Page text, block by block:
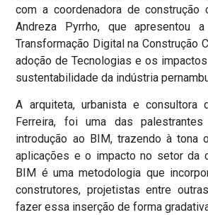
com a coordenadora de construção
Andreza Pyrrho, que apresentou
Transformação Digital na Construção
adoção de Tecnologias e os
sustentabilidade da indústria
A arquiteta, urbanista e consultora
Ferreira, foi uma das
introdução ao BIM, trazendo à tona
aplicações e o impacto no setor da
BIM é uma metodologia que
construtores, projetistas entre
fazer essa inserção de forma